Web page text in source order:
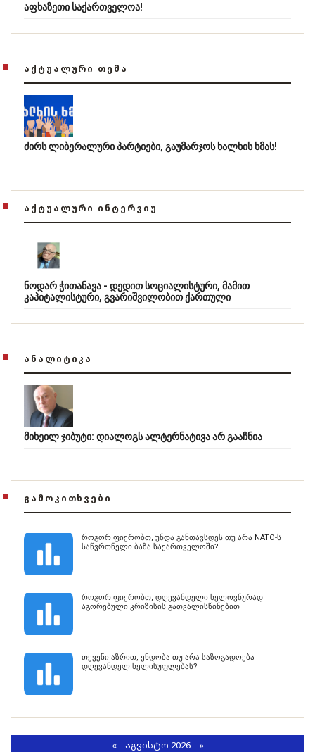
აფხაზეთი საქართველოა!
ᲐᲥᲢᲣᲐᲚᲣᲠᲘ ᲗᲔᲛᲐ
ძირს ლიბერალური პარტიები, გაუმარჯოს ხალხის ხმას!
ᲐᲥᲢᲣᲐᲚᲣᲠᲘ ᲘᲜᲢᲔᲠᲕᲘᲣ
ნოდარ ჭითანავა - დედით სოციალისტური, მამით
კაპიტალისტური, გვარიშვილობით ქართული
ᲐᲜᲐᲚᲘᲢᲘᲙᲐ
მიხეილ ჯიბუტი: დიალოგს ალტერნატივა არ გააჩნია
ᲒᲐᲛᲝᲙᲘᲗᲮᲕᲔᲑᲘ
როგორ ფიქრობთ, უნდა განთავსდეს თუ არა NATO-ს
საწვრთნელი ბაზა საქართველოში?
როგორ ფიქრობთ, დღევანდელი ხელოვნურად
აგორებული კრიზისის გათვალისწინებით
თქვენი აზრით, ენდობა თუ არა საზოგადოება
დღევანდელ ხელისუფლებას?
«ᲐᲒᲕᲘᲡᲢᲝ 2026 »